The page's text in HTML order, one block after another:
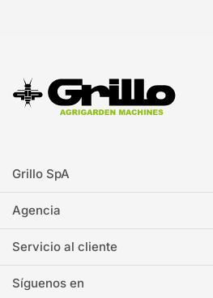
Grillo SpA
Agencia
Servicio al cliente
Síguenos en